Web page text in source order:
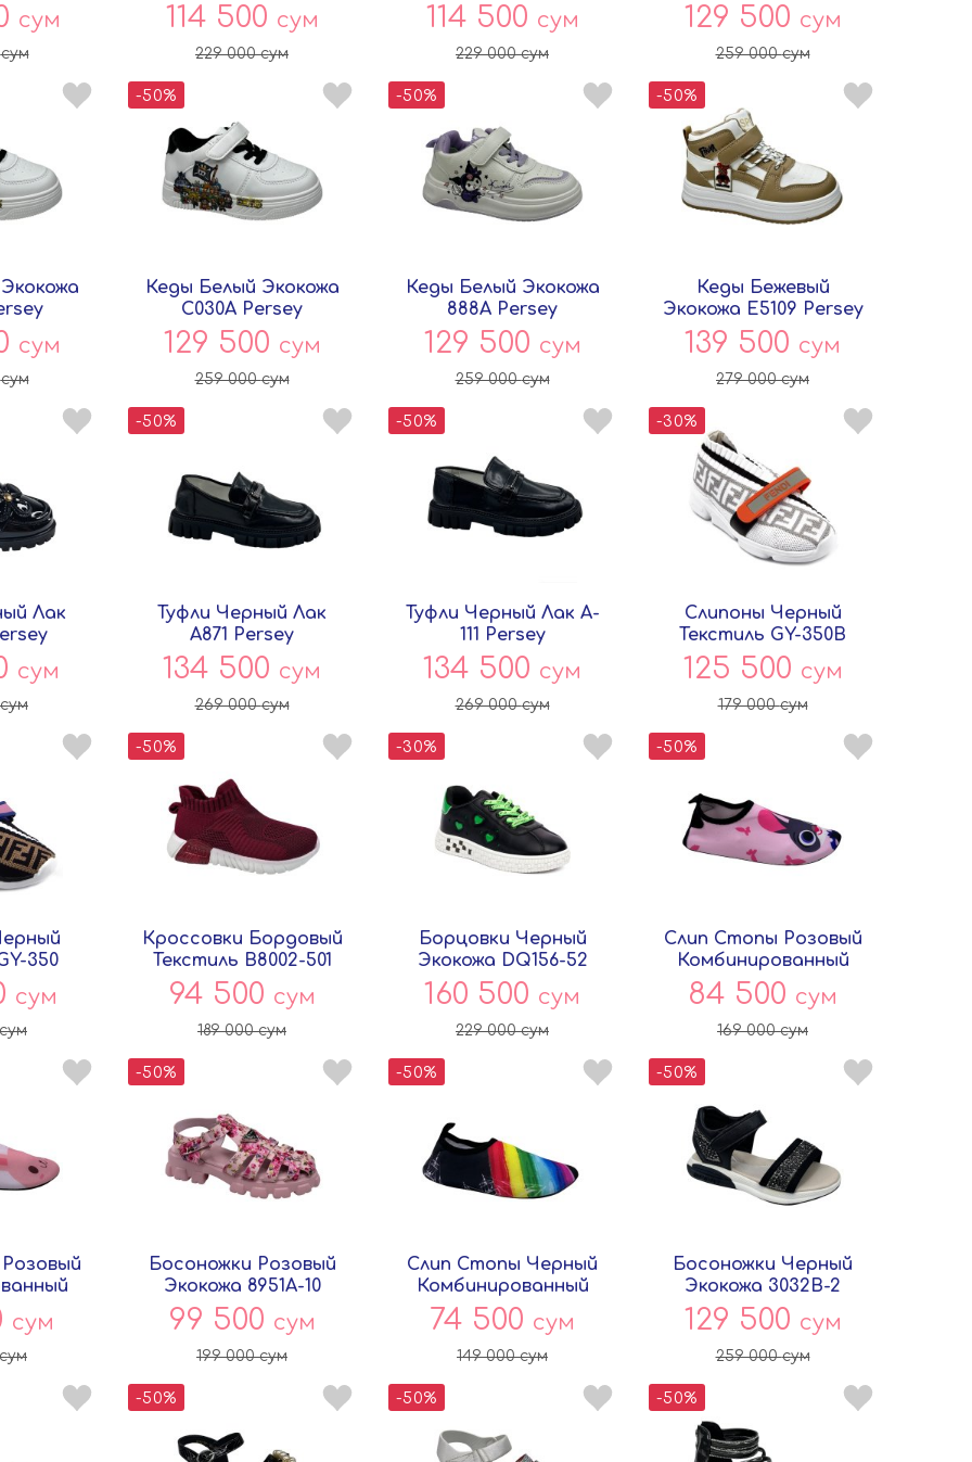
сум
сум
114 500 сум
229 000сум
114 500 сум
229 000сум
129 500 сум
259 000сум
сум
сум
-50%
Кеды Белый Экокожа
C030A Persey
129 500 сум
259 000сум
-50%
Кеды Белый Экокожа
888A Persey
129 500 сум
259 000сум
-50%
Кеды Бежевый
Экокожа E5109 Persey
139 500 сум
279 000сум
Лак
сум
сум
-50%
Туфли Черный Лак
A871 Persey
134 500 сум
269 000сум
-50%
Туфли Черный Лак A-
111 Persey
134 500 сум
269 000сум
-30%
Слипоны Черный
Текстиль GY-350B
Persey
125 500 сум
179 000сум
350
сум
сум
-50%
Кроссовки Бордовый
Текстиль B8002-501
Совёнок
94 500 сум
189 000сум
-30%
Борцовки Черный
Экокожа DQ156-52
Persey
160 500 сум
229 000сум
-50%
Слип Стопы Розовый
Комбинированный
00075810 Persey
84 500 сум
169 000сум
сум
сум
-50%
Босоножки Розовый
Экокожа 8951A-10
Совёнок
99 500 сум
199 000сум
-50%
Слип Стопы Черный
Комбинированный
00075802 Persey
74 500 сум
149 000сум
-50%
Босоножки Черный
Экокожа 3032B-2
Совёнок
129 500 сум
259 000сум
-50% -50% -50%